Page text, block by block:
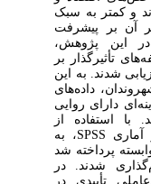
و کمتر به سبک
آن بر پیشرفت
این پژوهش،
تأثیرگذار بر
شدند. به این
دادههای
ای دارای روایی
استفاده از
SPSS، به
پرداخته شد
شدند. در
تأییدی در